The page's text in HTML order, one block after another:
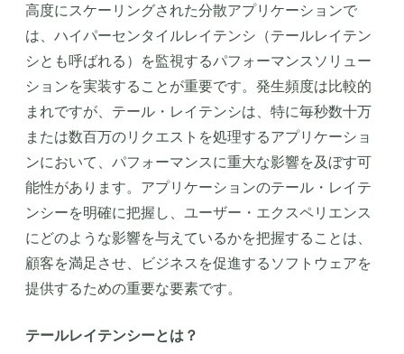
高度にスケーリングされた分散アプリケーションで
は、ハイパーセンタイルレイテンシ（テールレイテン
シとも呼ばれる）を監視するパフォーマンスソリュー
ションを実装することが重要です。発生頻度は比較的
まれですが、テール・レイテンシは、特に毎秒数十万
または数百万のリクエストを処理するアプリケーショ
ンにおいて、パフォーマンスに重大な影響を及ぼす可
能性があります。アプリケーションのテール・レイテ
ンシーを明確に把握し、ユーザー・エクスペリエンス
にどのような影響を与えているかを把握することは、
顧客を満足させ、ビジネスを促進するソフトウェアを
提供するための重要な要素です。
テールレイテンシーとは？